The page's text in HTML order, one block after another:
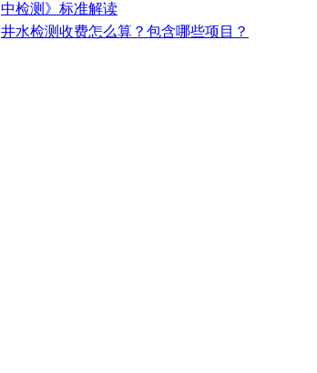
中检测》标准解读
井水检测收费怎么算？包含哪些项目？